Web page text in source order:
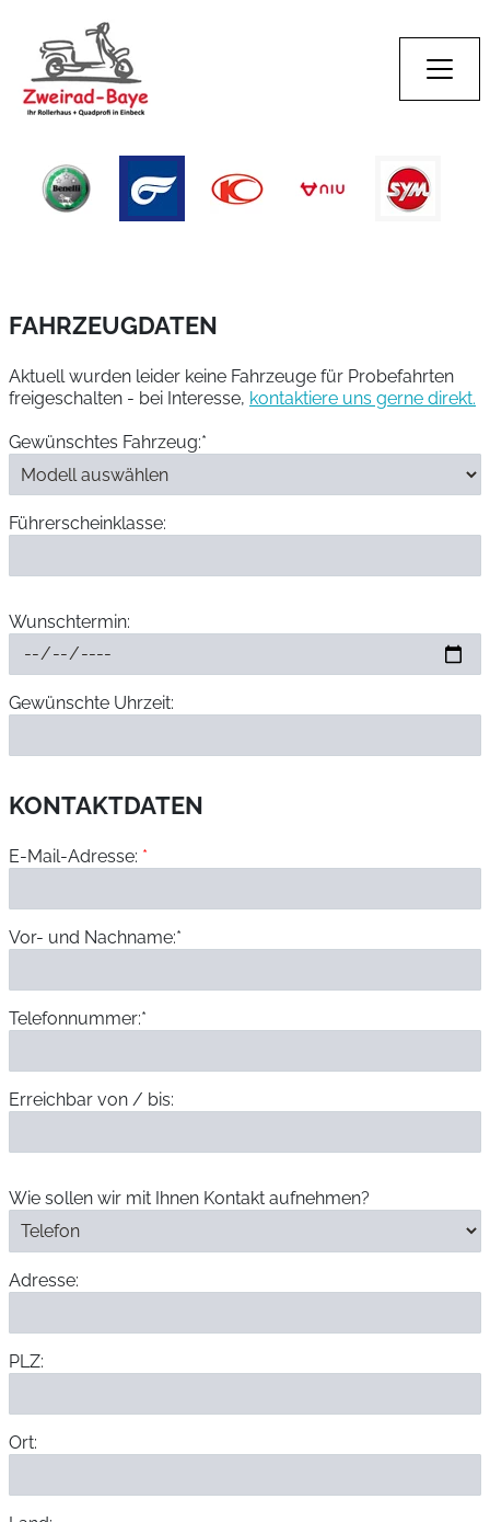
FAHRZEUGDATEN
Aktuell wurden leider keine Fahrzeuge für Probefahrten
freigeschalten - bei Interesse, kontaktiere uns gerne direkt.
Gewünschtes Fahrzeug:*
Führerscheinklasse:
Wunschtermin:
Gewünschte Uhrzeit:
KONTAKTDATEN
E-Mail-Adresse: *
Vor- und Nachname:*
Telefonnummer:*
Erreichbar von / bis:
Wie sollen wir mit Ihnen Kontakt aufnehmen?
Adresse:
PLZ:
Ort: